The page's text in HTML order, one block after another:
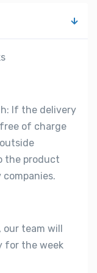
If the delivery
of charge
the product
team will
for the week